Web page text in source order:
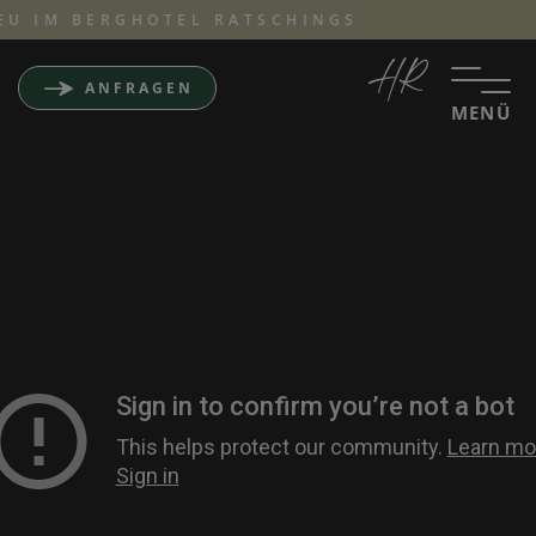
MENÜ
ANFRAGEN
Das Berghotel
BERGHOTEL RATSCHINGS